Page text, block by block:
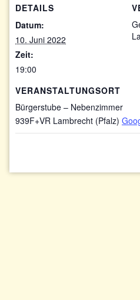
DETAILS
Datum:
10. Juni 2022
Zeit:
19:00
VERANSTALTUNGSORT
Bürgerstube – Nebenzimmer
939F+VR Lambrecht (Pfalz)